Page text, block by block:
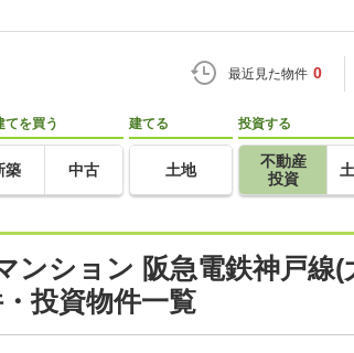
最近見た物件 0
てを買う
築 中古
建てる
土地
投資する
不動産
投資
ンション 阪急電鉄神戸線
投資物件一覧